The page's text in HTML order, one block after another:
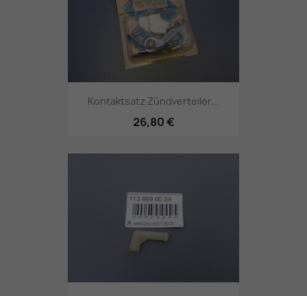
Kontaktsatz Zündverteiler...
26,80 €